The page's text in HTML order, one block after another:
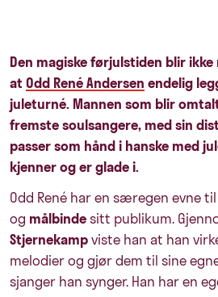
Den magiske førjulstiden blir
at Odd René Andersen endelig
juleturné. Mannen som blir
fremste soulsangere, med sin
passer som hånd i hanske med
kjenner og er glade i.
Odd René har en særegen evne
og målbindesitt publikum.
Stjernekampviste han at han
melodier og gjør dem til sine
sjanger han synger. Han har en